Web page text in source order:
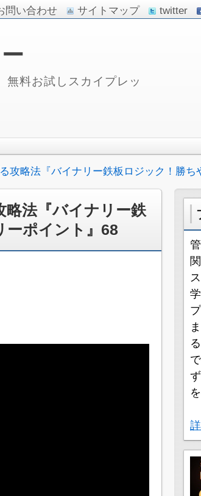
問い合わせ サイトマップ twitter
無料お試しスカイプレッ
略法『バイナリー鉄板ロジック！勝ち
法『バイナリー鉄
ーポイント』68